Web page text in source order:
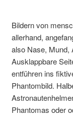
Bildern von
allerhand,
also Nase, Mund,
Ausklappbare
entführen ins
Phantombild.
Phantomas oder